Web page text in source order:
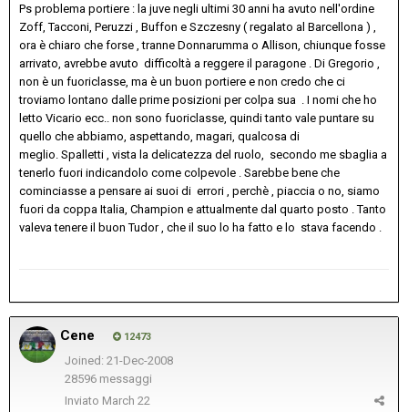
Ps problema portiere : la juve negli ultimi 30 anni ha avuto nell'ordine
Zoff, Tacconi, Peruzzi , Buffon e Szczesny ( regalato al Barcellona ) ,
ora è chiaro che forse , tranne Donnarumma o Allison, chiunque fosse
arrivato, avrebbe avuto difficoltà a reggere il paragone . Di Gregorio ,
non è un fuoriclasse, ma è un buon portiere e non credo che ci
troviamo lontano dalle prime posizioni per colpa sua . I nomi che ho
letto Vicario ecc.. non sono fuoriclasse, quindi tanto vale puntare su
quello che abbiamo, aspettando, magari, qualcosa di
meglio. Spalletti , vista la delicatezza del ruolo, secondo me sbaglia a
tenerlo fuori indicandolo come colpevole . Sarebbe bene che
cominciasse a pensare ai suoi di errori , perchè , piaccia o no, siamo
fuori da coppa Italia, Champion e attualmente dal quarto posto . Tanto
valeva tenere il buon Tudor , che il suo lo ha fatto e lo stava facendo .
Cene 12473
Joined: 21-Dec-2008
28596 messaggi
Inviato March 22